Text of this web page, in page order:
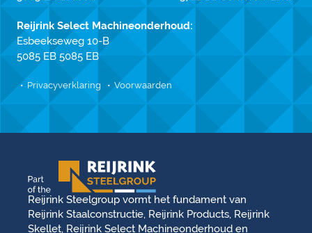
Reijrink Select Machineonderhoud:
Esbeekseweg 10-B
5085 EB 5085 EB
Privacyverklaring Voorwaarden
Reijrink Steelgroup vormt het fundament van
Reijrink Staalconstructie, Reijrink Products, Reijrink
Skellet, Reijrink Select Machineonderhoud en